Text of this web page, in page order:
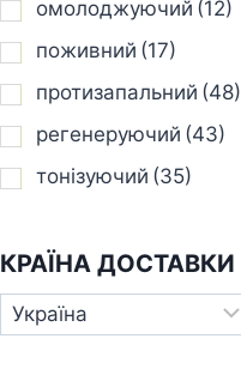
омолоджуючий (12)
поживний (17)
протизапальний (48)
регенеруючий (43)
тонізуючий (35)
КРАЇНА ДОСТАВКИ